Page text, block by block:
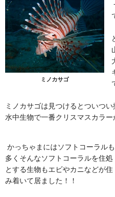
ミノカサゴ
ミノカサゴは見つけるとついつ
水中生物で一番クリスマスカラ
かっちゃまにはソフトコーラルも
多くそんなソフトコーラルを住処
とする生物もエビやカニなどが住
み着いて居ました！！